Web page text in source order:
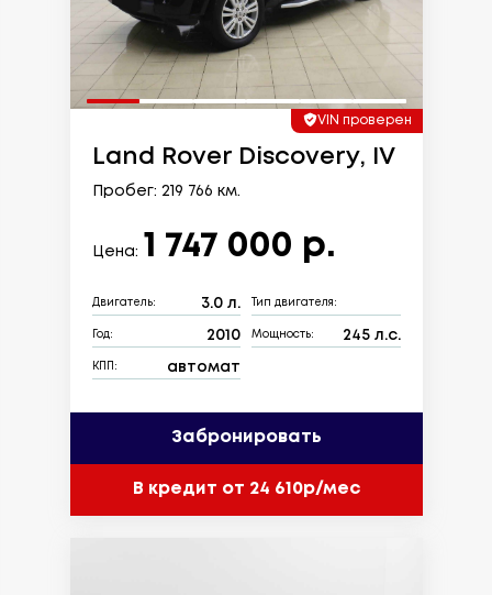
VIN проверен
Land Rover Discovery, IV
Пробег: 219 766 км.
Цена: 1 747 000 р.
Двигатель: 3.0 л. Тип двигателя:
Год: 2010 Мощность: 245 л.с.
КПП: автомат
Забронировать
В кредит от 24 610р/мес